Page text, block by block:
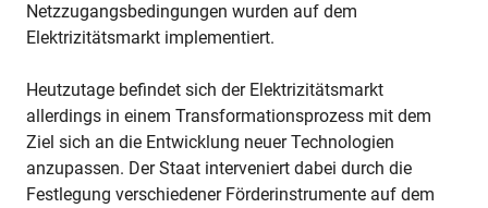
Netzzugangsbedingungen wurden auf dem
Elektrizitätsmarkt implementiert.
Heutzutage befindet sich der Elektrizitätsmarkt
allerdings in einem Transformationsprozess mit dem
Ziel sich an die Entwicklung neuer Technologien
anzupassen. Der Staat interveniert dabei durch die
Festlegung verschiedener Förderinstrumente auf dem